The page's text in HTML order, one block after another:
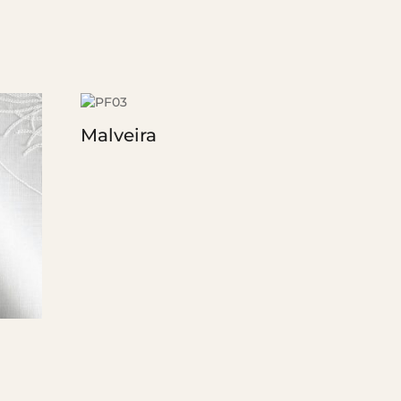
Malveira